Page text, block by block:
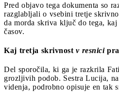
Pred objavo tega dokumenta so
razglabljali o vsebini tretje
da morda skriva ključ do tega,
časov.
Kaj tretja skrivnost v resnici
Del sporočila, ki ga je razkrila
grozljivih podob. Sestra Lucija,
videnja, podrobno opisuje en tak